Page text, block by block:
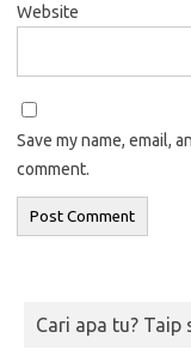
Website
Save my name, email,
comment.
Cari apa tu? Taip